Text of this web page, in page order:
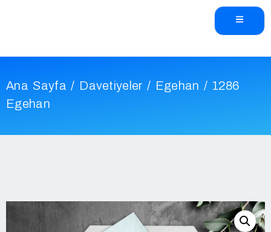
Ana Sayfa / Davetiyeler / Egehan / 1286
Egehan